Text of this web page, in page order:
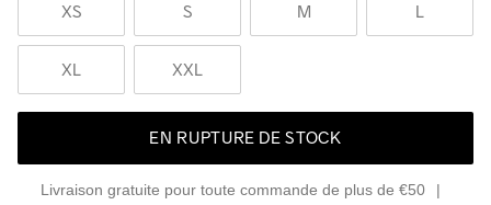
XS S M L
XL XXL
EN RUPTURE DE STOCK
Livraison gratuite pour toute commande de plus de €50